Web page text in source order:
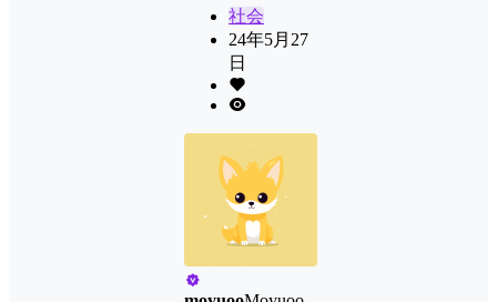
社会
24年5月27
日